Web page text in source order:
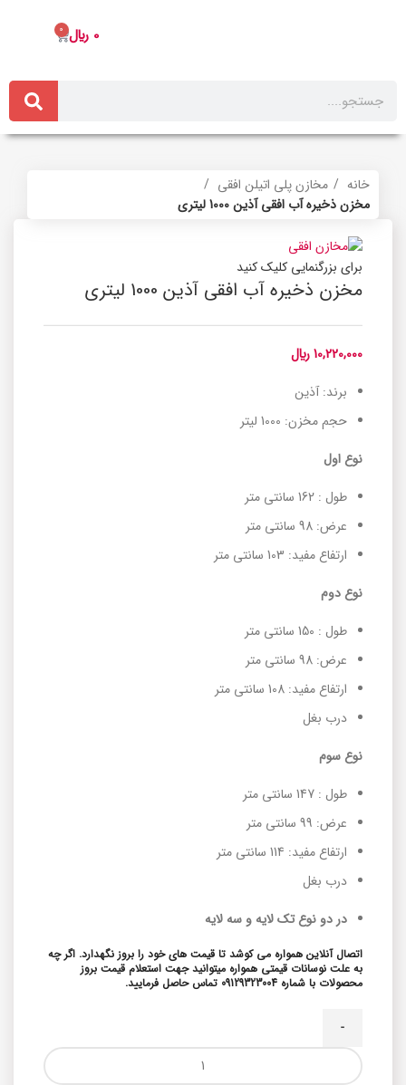
0 ﷼ 0
خانه
مخازن پلی اتیلن افقی
مخزن ذخیره آب افقی آذین 1000 لیتری
برای بزرگنمایی کلیک کنید
مخزن ذخیره آب افقی آذین 1000 لیتری
10,220,000﷼
برند: آذین
حجم مخزن: 1000 لیتر
نوع اول
طول : 162 سانتی متر
عرض: 98 سانتی متر
ارتفاع مفید: 103 سانتی متر
نوع دوم
طول : 150 سانتی متر
عرض: 98 سانتی متر
ارتفاع مفید: 108 سانتی متر
درب بغل
نوع سوم
طول : 147 سانتی متر
عرض: 99 سانتی متر
ارتفاع مفید: 114 سانتی متر
درب بغل
در دو نوع تک لایه و سه لایه
اتصال آنلاین همواره می کوشد تا قیمت های خود را بروز نگهدارد. اگر چه
به علت نوسانات قیمتی همواره میتوانید جهت استعلام قیمت بروز
محصولات با شماره 09129323004 تماس حاصل فرمایید.